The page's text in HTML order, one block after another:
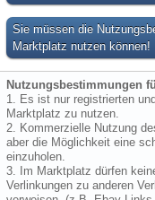
Sie müssen die
Marktplatz nutzen können!
Nutzungsbestimmungen
1. Es ist nur registrierten
Marktplatz zu nutzen.
2. Kommerzielle Nutzung
aber die Möglichkeit eine
einzuholen.
3. Im Marktplatz dürfen
Verlinkungen zu anderen